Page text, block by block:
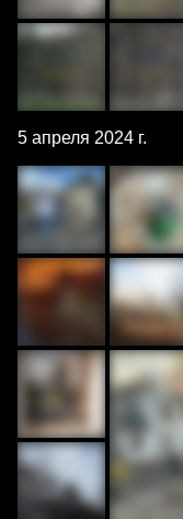
5 апреля 2024 г.